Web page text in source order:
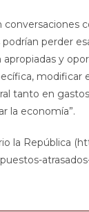
conversaciones
perder
y
modificar
tanto en
la economía”.
la República